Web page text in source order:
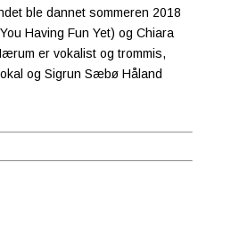
ble dannet sommeren 2018
Having Fun Yet) og Chiara
er vokalist og trommis,
og Sigrun Sæbø Håland